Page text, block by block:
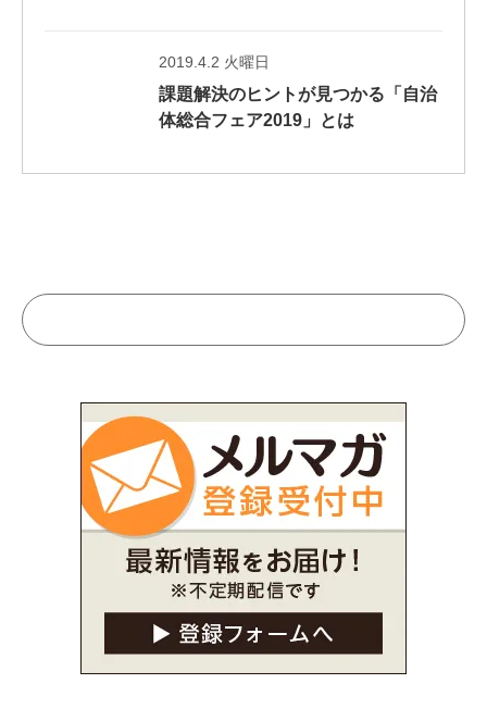
2019.4.2 火曜日
課題解決のヒントが見つかる「自治
体総合フェア2019」とは